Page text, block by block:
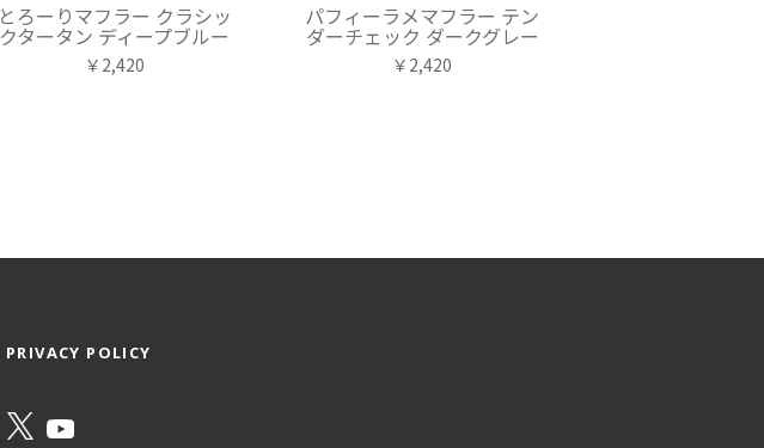
とろーりマフラー クラシッ
クタータン ディープブルー
￥2,420
パフィーラメマフラー テン
ダーチェック ダークグレー
￥2,420
PRIVACY POLICY